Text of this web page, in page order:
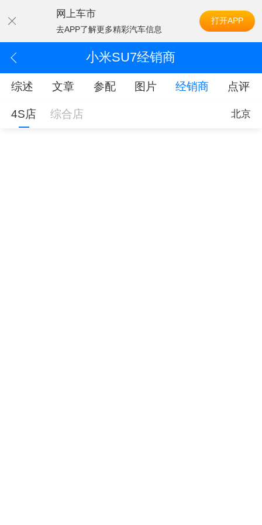
网上车市
去APP了解更多精彩汽车信息
打开APP
小米SU7经销商
综述 文章 参配 图片 经销商 点评
4S店 综合店 北京